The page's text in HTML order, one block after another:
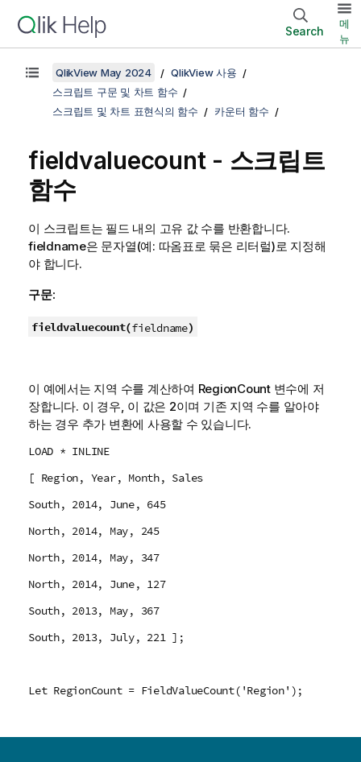
Search
메
뉴
QlikView May 2024
QlikView 사용
스크립트 구문 및 차트 함수
스크립트 및 차트 표현식의 함수
카운터 함수
fieldvaluecount - 스크립트
함수
이 스크립트는 필드 내의 고유 값 수를 반환합니다.
fieldname은 문자열(예: 따옴표로 묶은 리터럴)로 지정해
야 합니다.
구문:
fieldvaluecount(fieldname)
이 예에서는 지역 수를 계산하여 RegionCount변수에 저
장합니다. 이 경우, 이 값은 2이며 기존 지역 수를 알아야
하는 경우 추가 변환에 사용할 수 있습니다.
LOAD * INLINE
[ Region, Year, Month, Sales
South, 2014, June, 645
North, 2014, May, 245
North, 2014, May, 347
North, 2014, June, 127
South, 2013, May, 367
South, 2013, July, 221 ];
Let RegionCount = FieldValueCount('Region');